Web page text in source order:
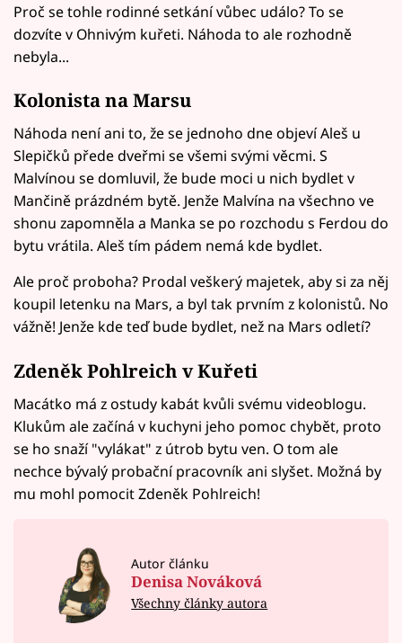
Proč se tohle rodinné setkání vůbec událo? To se
dozvíte v Ohnivým kuřeti. Náhoda to ale rozhodně
nebyla...
Kolonista na Marsu
Náhoda není ani to, že se jednoho dne objeví Aleš u
Slepičků přede dveřmi se všemi svými věcmi. S
Malvínou se domluvil, že bude moci u nich bydlet v
Mančině prázdném bytě. Jenže Malvína na všechno ve
shonu zapomněla a Manka se po rozchodu s Ferdou do
bytu vrátila. Aleš tím pádem nemá kde bydlet.
Ale proč proboha? Prodal veškerý majetek, aby si za něj
koupil letenku na Mars, a byl tak prvním z kolonistů. No
vážně! Jenže kde teď bude bydlet, než na Mars odletí?
Zdeněk Pohlreich v Kuřeti
Macátko má z ostudy kabát kvůli svému videoblogu.
Klukům ale začíná v kuchyni jeho pomoc chybět, proto
se ho snaží "vylákat" z útrob bytu ven. O tom ale
nechce bývalý probační pracovník ani slyšet. Možná by
mu mohl pomocit Zdeněk Pohlreich!
Autor článku
Denisa Nováková
Všechny články autora